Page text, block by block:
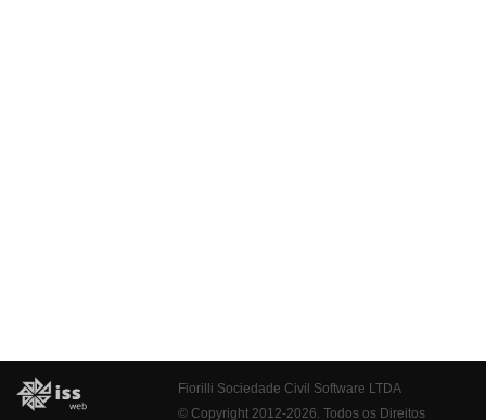
Fiorilli Sociedade Civil Software LTDA
© Copyright 2012-2026. Todos os Direitos